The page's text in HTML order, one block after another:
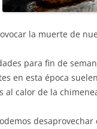
la muerte de
para fin de
en esta época
al calor de la
desaprovechar